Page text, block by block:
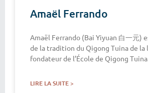
Amaël Ferrando
Amaël Ferrando (Bai Yiyuan 白一元)
de la tradition du Qigong Tuina de la
fondateur de l’École de Qigong
LIRE LA SUITE >